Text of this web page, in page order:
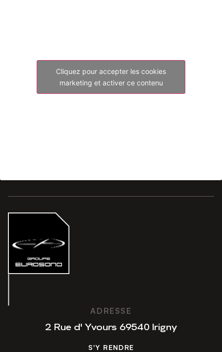
Cliquez pour accepter les cookies
marketing et activer ce contenu
ADRESSE
2 Rue d' Yvours 69540 Irigny
S'Y RENDRE